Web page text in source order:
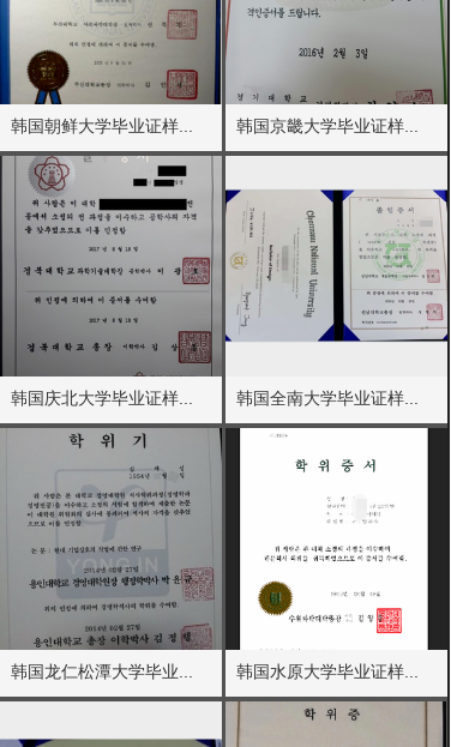
韩国朝鲜大学毕业证样... 韩国京畿大学毕业证样...
韩国庆北大学毕业证样... 韩国全南大学毕业证样...
韩国龙仁松潭大学毕业... 韩国水原大学毕业证样...